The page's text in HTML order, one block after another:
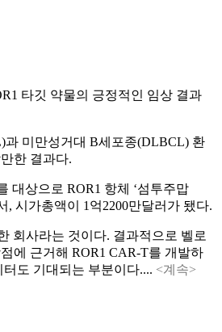
타깃 약물의 긍정적인 임상 결과
과 미만성거대 B세포종(DLBCL) 환
한 결과다.
대상으로 ROR1 항체 ‘섬투주맙
, 시가총액이 1억2200만달러가 됐다.
회사라는 것이다. 결과적으로 벨로
에 근거해 ROR1 CAR-T를 개발하
도 기대되는 부분이다.... <계속>